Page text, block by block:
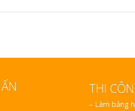
THI
– Làm bảng